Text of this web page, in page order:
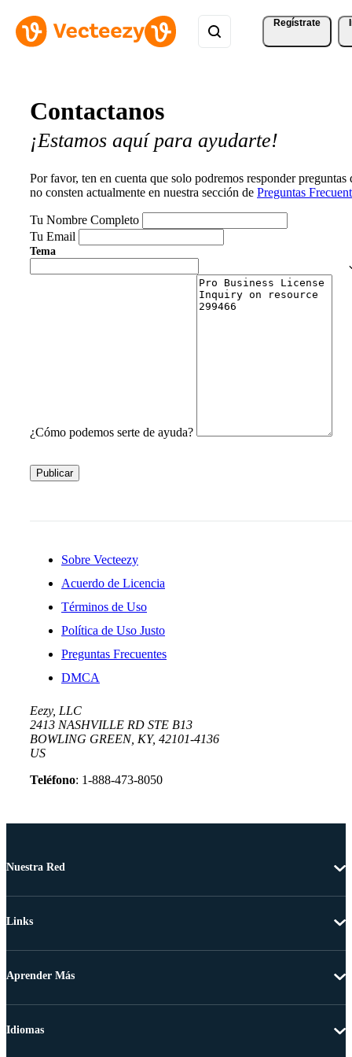
Regístrate
Contactanos
¡Estamos aquí para ayudarte!
Por favor, ten en cuenta que solo podremos responder preguntas
no consten actualmente en nuestra sección de Preguntas
Tu Nombre Completo
Tu Email
Tema
¿Cómo podemos serte de ayuda?
Publicar
Sobre Vecteezy
Acuerdo de Licencia
Términos de Uso
Política de Uso Justo
Preguntas Frecuentes
DMCA
Eezy, LLC
2413 NASHVILLE RD STE B13
BOWLING GREEN, KY, 42101-4136
US
Teléfono: 1-888-473-8050
Nuestra Red
Links
Aprender Más
Idiomas